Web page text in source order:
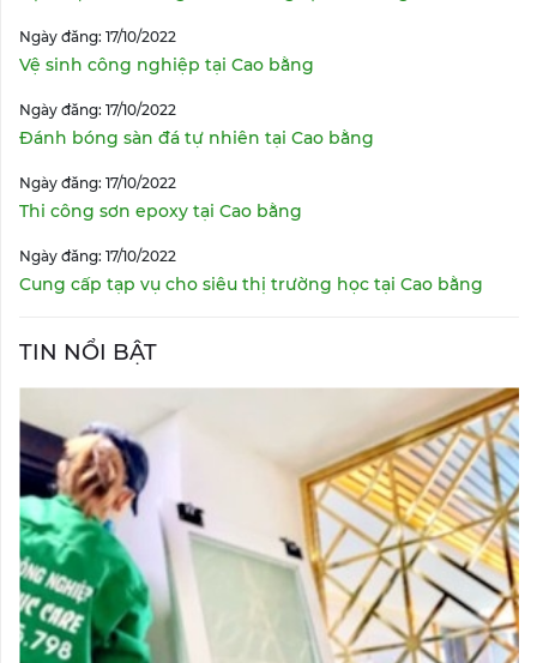
Ngày đăng: 17/10/2022
Vệ sinh công nghiệp tại Cao bằng
Ngày đăng: 17/10/2022
Đánh bóng sàn đá tự nhiên tại Cao bằng
Ngày đăng: 17/10/2022
Thi công sơn epoxy tại Cao bằng
Ngày đăng: 17/10/2022
Cung cấp tạp vụ cho siêu thị trường học tại Cao bằng
TIN NỔI BẬT